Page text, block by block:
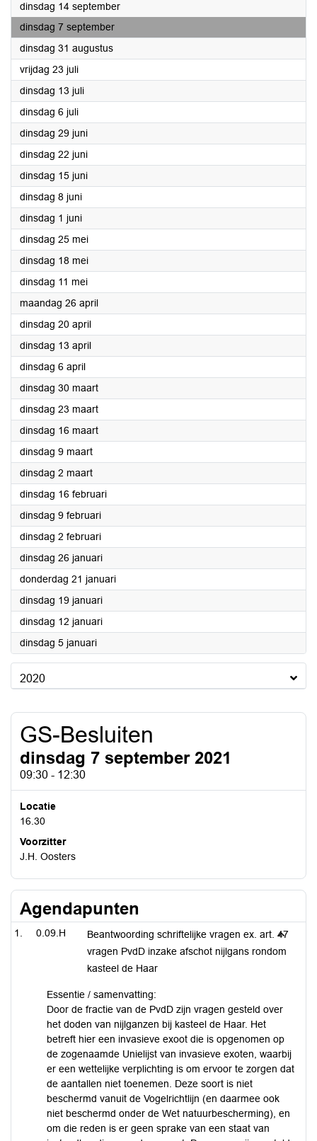
dinsdag 14 september2021
dinsdag 7 september2021
dinsdag 31 augustus2021
vrijdag 23 juli2021
dinsdag 13 juli2021
dinsdag 6 juli2021
dinsdag 29 juni2021
dinsdag 22 juni2021
dinsdag 15 juni2021
dinsdag 8 juni2021
dinsdag 1 juni2021
dinsdag 25 mei2021
dinsdag 18 mei2021
dinsdag 11 mei2021
maandag 26 april2021
dinsdag 20 april2021
dinsdag 13 april2021
dinsdag 6 april2021
dinsdag 30 maart2021
dinsdag 23 maart2021
dinsdag 16 maart2021
dinsdag 9 maart2021
dinsdag 2 maart2021
dinsdag 16 februari2021
dinsdag 9 februari2021
dinsdag 2 februari2021
dinsdag 26 januari2021
donderdag 21 januari2021
dinsdag 19 januari2021
dinsdag 12 januari2021
dinsdag 5 januari2021
2020
GS-Besluiten
dinsdag 7 september 2021
09:30 - 12:30
Locatie
16.30
Voorzitter
J.H. Oosters
Agendapunten
0.09.H
Beantwoording schriftelijke vragen ex. art. 47
vragen PvdD inzake afschot nijlgans rondom
kasteel de Haar
Essentie / samenvatting:
Door de fractie van de PvdD zijn vragen gesteld over
het doden van nijlganzen bij kasteel de Haar. Het
betreft hier een invasieve exoot die is opgenomen op
de zogenaamde Unielijst van invasieve exoten, waarbij
er een wettelijke verplichting is om ervoor te zorgen dat
de aantallen niet toenemen. Deze soort is niet
beschermd vanuit de Vogelrichtlijn (en daarmee ook
niet beschermd onder de Wet natuurbescherming), en
om die reden is er geen sprake van een staat van